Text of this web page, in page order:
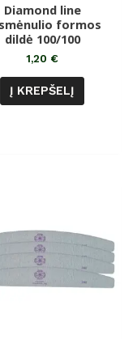
Įvertinimas:
0
iš
5
Diamond line
formos
dildė 100/100
1,20 €
Į KREPŠELĮ